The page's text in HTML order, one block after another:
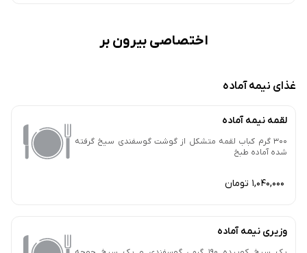
اختصاصی بیرون بر
غذای نیمه آماده
لقمه نیمه آماده
300 گرم کباب لقمه متشکل از گوشت گوسفندی سیخ گرفته
شده آماده طبخ
1,040,000 تومان
وزیری نیمه آماده